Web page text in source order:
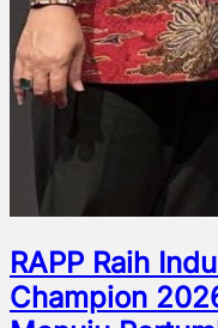
RAPP Raih
Champion